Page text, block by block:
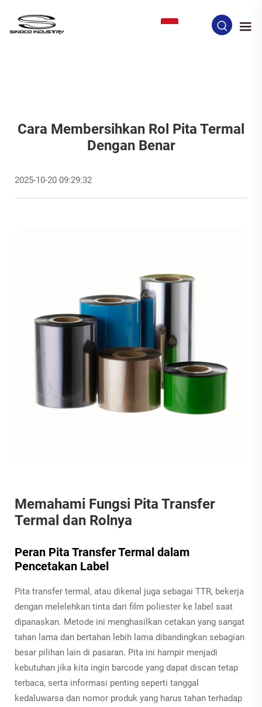
Cara Membersihkan Rol Pita Termal
Dengan Benar
2025-10-20 09:29:32
Memahami Fungsi Pita Transfer
Termal dan Rolnya
Peran Pita Transfer Termal dalam
Pencetakan Label
Pita transfer termal, atau dikenal juga sebagai TTR, bekerja
dengan melelehkan tinta dari film poliester ke label saat
dipanaskan. Metode ini menghasilkan cetakan yang sangat
tahan lama dan bertahan lebih lama dibandingkan sebagian
besar pilihan lain di pasaran. Pita ini hampir menjadi
kebutuhan jika kita ingin barcode yang dapat discan tetap
terbaca, serta informasi penting seperti tanggal
kedaluwarsa dan nomor produk yang harus tahan terhadap